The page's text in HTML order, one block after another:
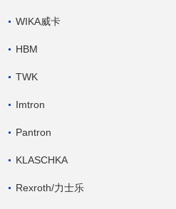
WIKA威卡
HBM
TWK
Imtron
Pantron
KLASCHKA
Rexroth/力士乐